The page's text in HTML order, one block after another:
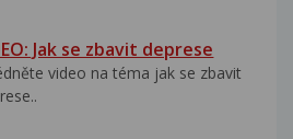
Jak se zbavit deprese
video na téma jak se zbavit